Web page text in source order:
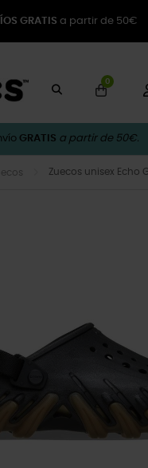
GRATIS a partir de 50€
0
GRATIS a partir de 50€.
Zuecos unisex Echo